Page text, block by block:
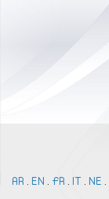
AR . EN . FR . IT . NE .